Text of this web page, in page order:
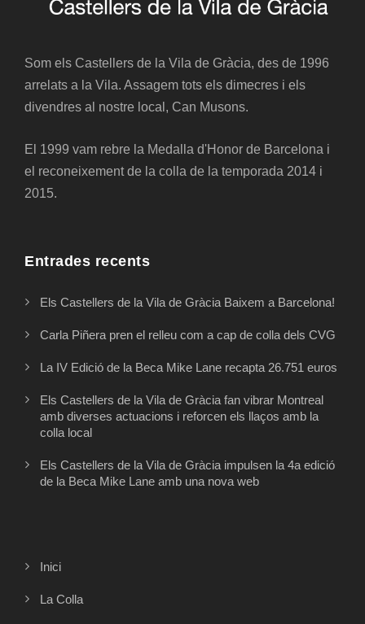
Som els Castellers de la Vila de Gràcia, des de 1996
arrelats a la Vila. Assagem tots els dimecres i els
divendres al nostre local, Can Musons.
El 1999 vam rebre la Medalla d'Honor de Barcelona i
el reconeixement de la colla de la temporada 2014 i
2015.
Entrades recents
Els Castellers de la Vila de Gràcia Baixem a Barcelona!
Carla Piñera pren el relleu com a cap de colla dels CVG
La IV Edició de la Beca Mike Lane recapta 26.751 euros
Els Castellers de la Vila de Gràcia fan vibrar Montreal
amb diverses actuacions i reforcen els llaços amb la
colla local
Els Castellers de la Vila de Gràcia impulsen la 4a edició
de la Beca Mike Lane amb una nova web
Inici
La Colla